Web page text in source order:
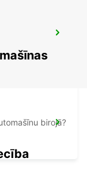
birojā?